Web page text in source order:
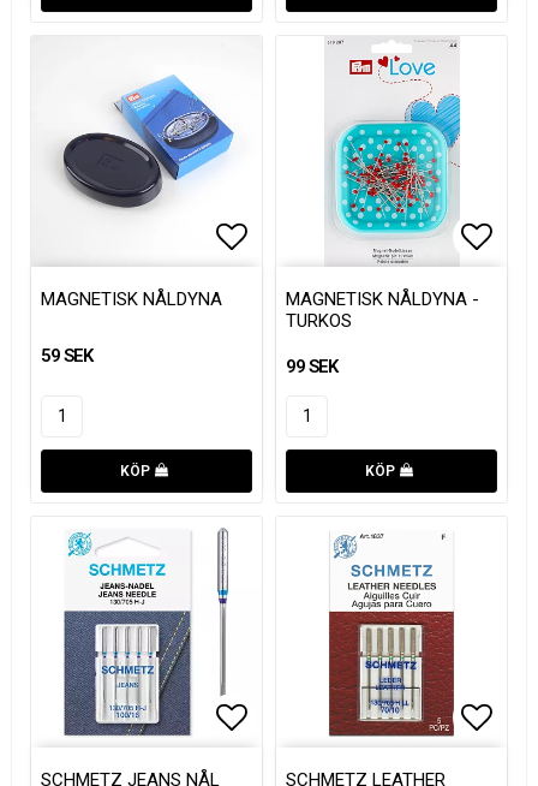
Lägg till i favoritlistan
MAGNETISK NÅLDYNA
59 SEK
KÖP
MAGNETISK NÅLDYNA -
TURKOS
99 SEK
KÖP
SCHMETZ JEANS NÅL SCHMETZ LEATHER